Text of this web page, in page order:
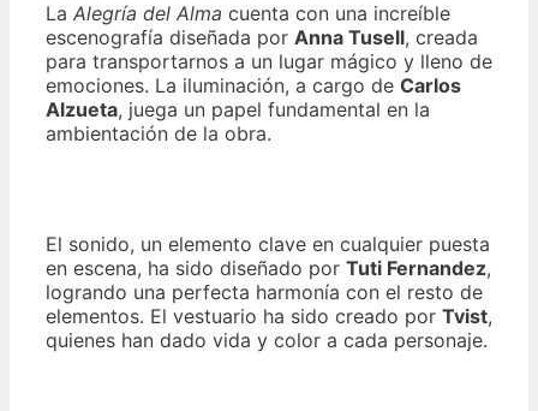
La Alegría del Alma cuenta con una increíble
escenografía diseñada por Anna Tusell, creada
para transportarnos a un lugar mágico y lleno de
emociones. La iluminación, a cargo de Carlos
Alzueta, juega un papel fundamental en la
ambientación de la obra.
El sonido, un elemento clave en cualquier puesta
en escena, ha sido diseñado por Tuti Fernandez,
logrando una perfecta harmonía con el resto de
elementos. El vestuario ha sido creado por Tvist,
quienes han dado vida y color a cada personaje.